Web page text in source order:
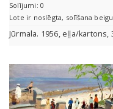
Solījumi: 0
Lote ir noslēgta, solīšana
Jūrmala. 1956, eļļa/kartons,